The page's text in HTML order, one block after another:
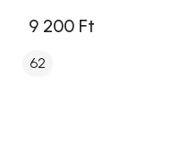
9 200 Ft
62